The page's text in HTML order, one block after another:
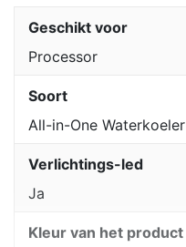
Geschikt voor
Processor
Soort
All-in-One Waterkoeler
Verlichtings-led
Ja
Kleur van het product